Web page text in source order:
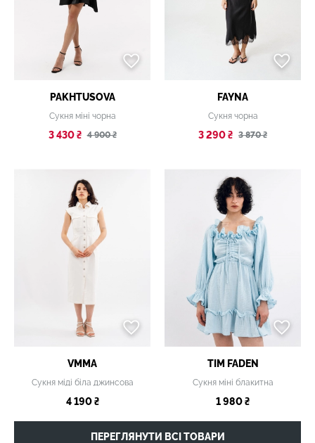
PAKHTUSOVA
Сукня міні чорна
3 430 ₴ 4 900 ₴
FAYNA
Сукня чорна
3 290 ₴ 3 870 ₴
VMMA
Сукня міді біла джинсова
4 190 ₴
TIM FADEN
Сукня міні блакитна
1 980 ₴
ПЕРЕГЛЯНУТИ ВСІ ТОВАРИ